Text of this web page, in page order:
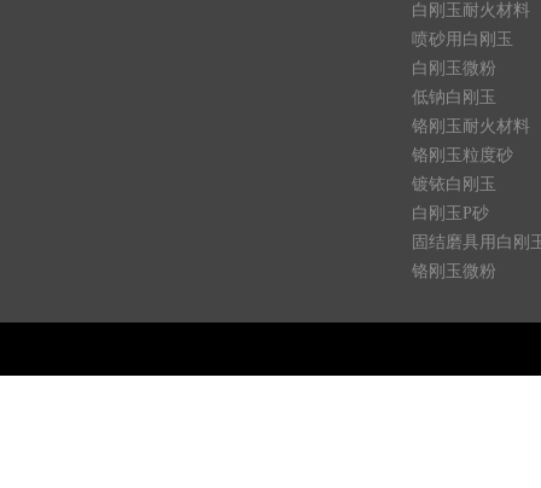
白刚玉耐火材料
喷砂用白刚玉
白刚玉微粉
低钠白刚玉
铬刚玉耐火材料
铬刚玉粒度砂
镀铱白刚玉
白刚玉P砂
固结磨具用白刚
铬刚玉微粉